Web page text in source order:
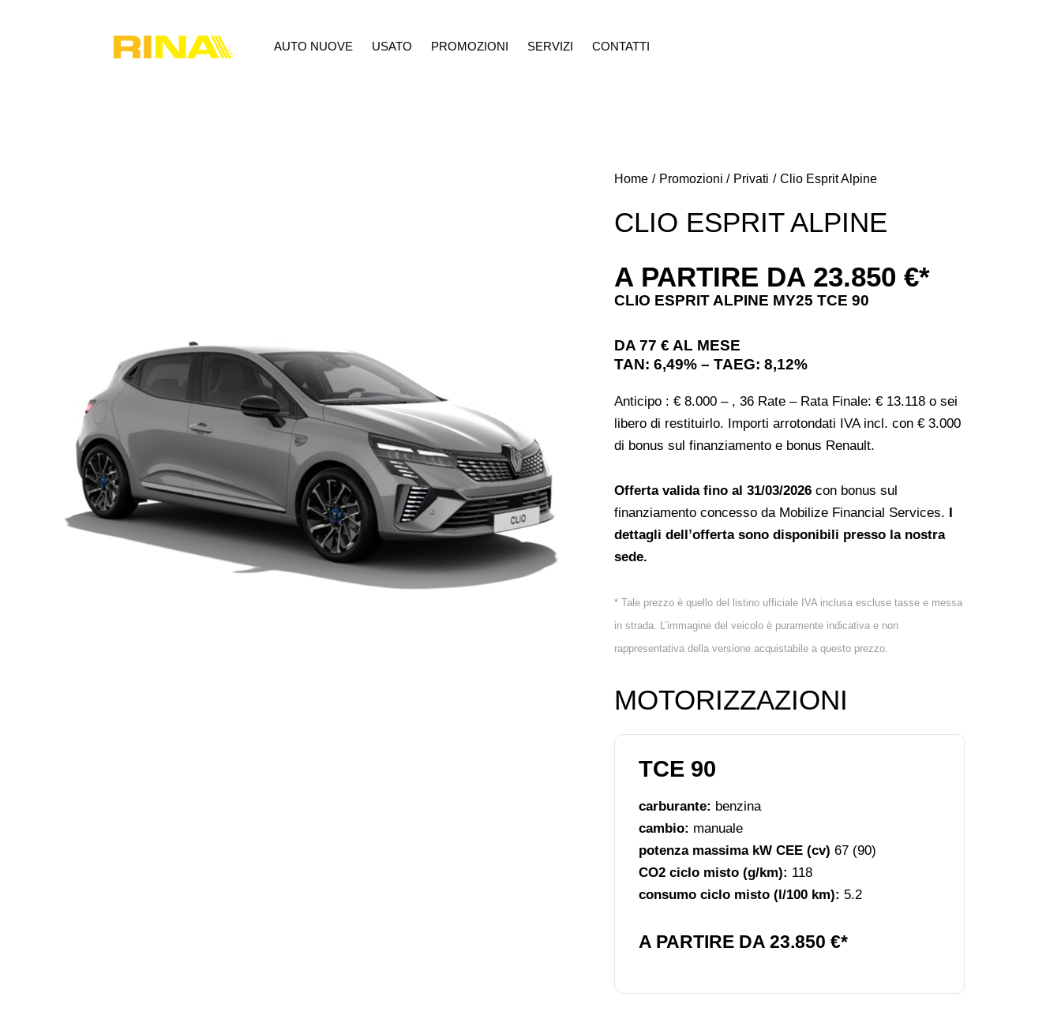
AUTO NUOVE USATO PROMOZIONI SERVIZI CONTATTI
Home Promozioni Privati Clio Esprit Alpine
CLIO ESPRIT ALPINE
A PARTIRE DA 23.850 €*
CLIO ESPRIT ALPINE MY25 TCE 90
DA 77 € AL MESE
TAN: 6,49% – TAEG: 8,12%
Anticipo : € 8.000 – , 36 Rate – Rata Finale: € 13.118 o sei
libero di restituirlo. Importi arrotondati IVA incl. con € 3.000
di bonus sul finanziamento e bonus Renault.
Offerta valida fino al 31/03/2026 con bonus sul
finanziamento concesso da Mobilize Financial Services. I
dettagli dell’offerta sono disponibili presso la nostra
sede.
* Tale prezzo è quello del listino ufficiale IVA inclusa escluse tasse e messa
in strada. L’immagine del veicolo è puramente indicativa e non
rappresentativa della versione acquistabile a questo prezzo.
MOTORIZZAZIONI
TCE 90
carburante: benzina
cambio: manuale
potenza massima kW CEE (cv) 67 (90)
CO2 ciclo misto (g/km): 118
consumo ciclo misto (l/100 km): 5.2
A PARTIRE DA 23.850 €*